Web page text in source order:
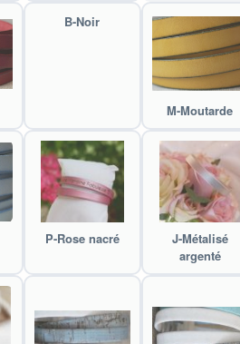
B-Noir
M-Moutarde
P-Rose nacré
J-Métalisé
argenté